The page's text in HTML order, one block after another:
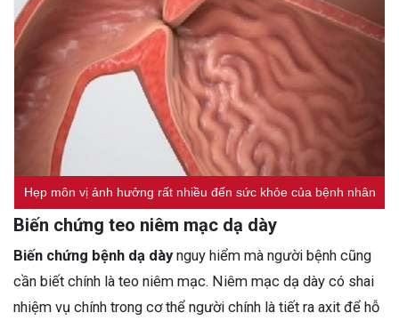
Hẹp môn vị ảnh hưởng rất nhiều đến sức khỏe của bệnh nhân
Biến chứng teo niêm mạc dạ dày
Biến chứng bệnh dạ dàynguy hiểm mà người bệnh cũng
cần biết chính là teo niêm mạc. Niêm mạc dạ dày có shai
nhiệm vụ chính trong cơ thể người chính là tiết ra axit để hỗ